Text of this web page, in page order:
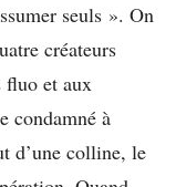
seuls ». On
créateurs
fluo et aux
condamné à
d’une colline, le